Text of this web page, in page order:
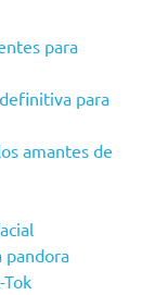
para
para
amantes de
pandora